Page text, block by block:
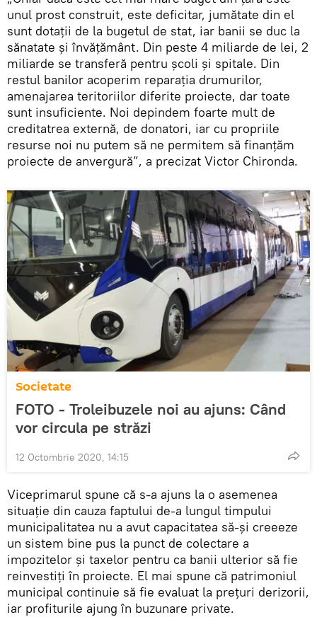
unul prost construit, este deficitar, jumătate din el
sunt dotații de la bugetul de stat, iar banii se duc la
sănatate și învățământ. Din peste 4 miliarde de lei, 2
miliarde se transferă pentru școli și spitale. Din
restul banilor acoperim reparația drumurilor,
amenajarea teritoriilor diferite proiecte, dar toate
sunt insuficiente. Noi depindem foarte mult de
creditatrea externă, de donatori, iar cu propriile
resurse noi nu putem să ne permitem să finanțăm
proiecte de anvergură”, a precizat Victor Chironda.
Societate
FOTO - Troleibuzele noi au ajuns: Când
vor circula pe străzi
12 Octombrie 2020, 14:15
Viceprimarul spune că s-a ajuns la o asemenea
situație din cauza faptului de-a lungul timpului
municipalitatea nu a avut capacitatea să-și creeeze
un sistem bine pus la punct de colectare a
impozitelor și taxelor pentru ca banii ulterior să fie
reinvestiți în proiecte. El mai spune că patrimoniul
municipal continuie să fie evaluat la prețuri derizorii,
iar profiturile ajung în buzunare private.